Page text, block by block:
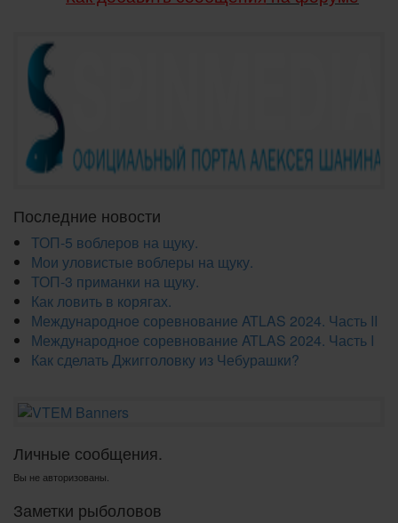
Последние новости
ТОП-5 воблеров на щуку.
Мои уловистые воблеры на щуку.
ТОП-3 приманки на щуку.
Как ловить в корягах.
Международное соревнование ATLAS 2024. Часть II
Международное соревнование ATLAS 2024. Часть I
Как сделать Джигголовку из Чебурашки?
Личные сообщения.
Вы не авторизованы.
Заметки рыболовов